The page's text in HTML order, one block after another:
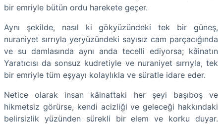
bir emriyle bütün ordu harekete geçer.
​Aynı şekilde, nasıl ki gökyüzündeki tek bir güneş,
nuraniyet sırrıyla yeryüzündeki sayısız cam parçacığında
ve su damlasında aynı anda tecelli ediyorsa; kâinatın
Yaratıcısı da sonsuz kudretiyle ve nuraniyet sırrıyla, tek
bir emriyle tüm eşyayı kolaylıkla ve süratle idare eder.
​Netice olarak insan kâinattaki her şeyi başıboş ve
hikmetsiz görürse, kendi acizliği ve geleceği hakkındaki
belirsizlik yüzünden sürekli bir elem ve korku duyar.